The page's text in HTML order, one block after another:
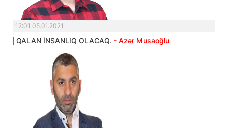
12:01 05.01.2021
QALAN İNSANLIQ OLACAQ. - Azər Musaoğlu